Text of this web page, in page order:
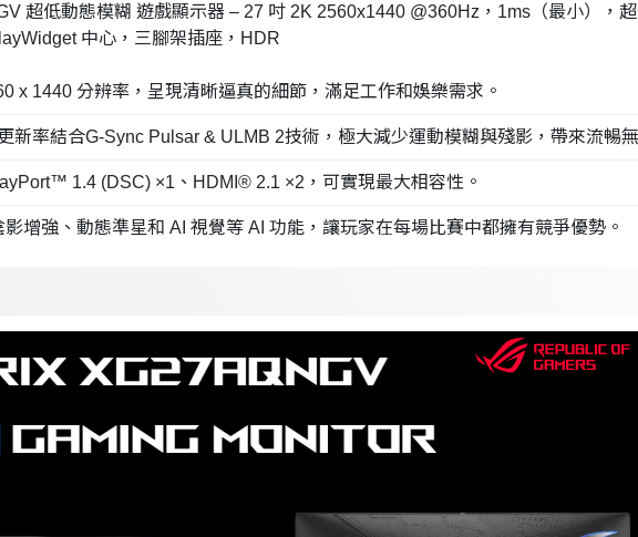
超低動態模糊 遊戲顯示器 – 27 吋 2K 2560x1440 @360Hz，1ms（最小），
中心，三腳架插座，HDR
x 1440 分辨率，呈現清晰逼真的細節，滿足工作和娛樂需求。
新率結合G-Sync Pulsar & ULMB 2技術，極大減少運動模糊與殘影，帶來流暢
1.4 (DSC) ×1、HDMI® 2.1 ×2，可實現最大相容性。
增強、動態準星和 AI 視覺等 AI 功能，讓玩家在每場比賽中都擁有競爭優勢。